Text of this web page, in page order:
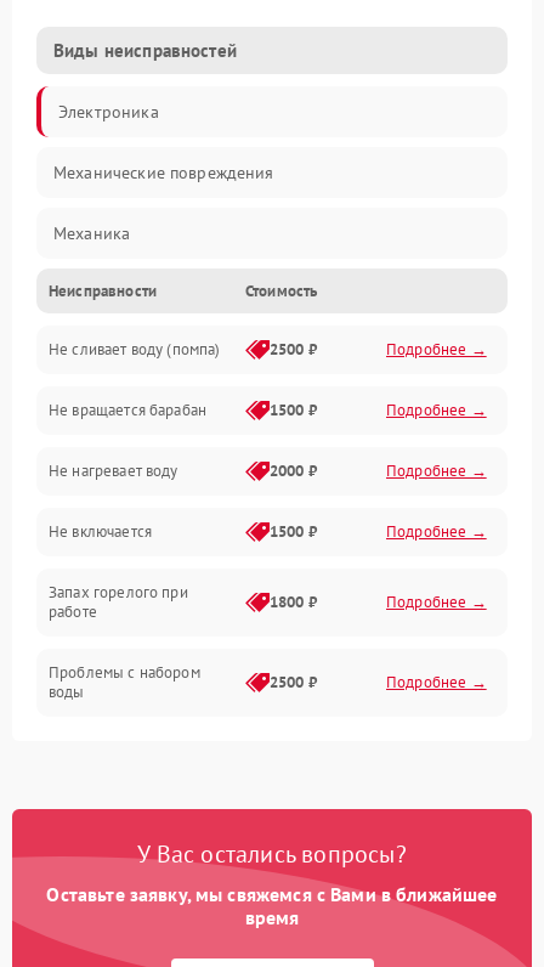
Виды неисправностей
Электроника
Механические повреждения
Механика
Электропитание
Водоснабжение
Слив
Программное обеспечение
Неисправности Стоимость
Не сливает воду (помпа) 2500 ₽ Подробнее →
Не вращается барабан 1500 ₽ Подробнее →
Не нагревает воду 2000 ₽ Подробнее →
Не включается 1500 ₽ Подробнее →
Запах горелого при
работе
1800 ₽ Подробнее →
Проблемы с набором
воды
2500 ₽ Подробнее →
Замена платы управления 2200 ₽ Подробнее →
У Вас остались вопросы?
Оставьте заявку, мы свяжемся с Вами в ближайшее
время